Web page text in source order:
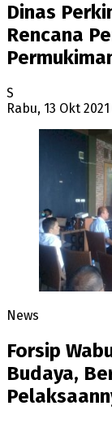
Dinas
Rencana
S
Rabu, 13 Okt
News
Forsip
Budaya,